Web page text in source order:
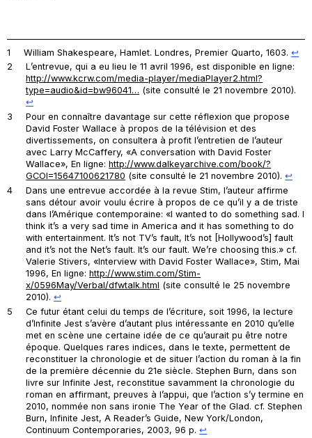
1 William Shakespeare, Hamlet. Londres, Premier Quarto, 1603.↩︎
2
L’entrevue, qui a eu lieu le 11 avril 1996, est disponible en ligne:
http://www.kcrw.com/media-player/mediaPlayer2.html?
type=audio&id=bw96041… (site consulté le 21 novembre 2010).
↩︎
3
Pour en connaître davantage sur cette réflexion que propose
David Foster Wallace à propos de la télévision et des
divertissements, on consultera à profit l’entretien de l’auteur
avec Larry McCaffery, «A conversation with David Foster
Wallace», En ligne:http://www.dalkeyarchive.com/book/?
GCOI=15647100621780 (site consulté le 21 novembre 2010).↩︎
4
Dans une entrevue accordée à la revueStim, l’auteur affirme
sans détour avoir voulu écrire à propos de ce qu’il y a de triste
dans l’Amérique contemporaine: «I wanted to do something sad. I
think it’s a very sad time in America and it has something to do
with entertainment. It’s not TV’s fault, It’s not [Hollywood’s] fault
and it’s not the Net’s fault. It’s our fault. We’re choosing this.» cf.
Valerie Stivers, «Interview with David Foster Wallace»,Stim, Mai
1996, En ligne:http://www.stim.com/Stim-
x/0596May/Verbal/dfwtalk.html (site consulté le 25 novembre
2010).↩︎
5
Ce futur étant celui du temps de l’écriture, soit 1996, la lecture
d’Infinite Jest s’avère d’autant plus intéressante en 2010 qu’elle
met en scène une certaine idée de ce qu’aurait pu être notre
époque. Quelques rares indices, dans le texte, permettent de
reconstituer la chronologie et de situer l’action du roman à la fin
de la première décennie du 21e siècle. Stephen Burn, dans son
livre surInfinite Jest, reconstitue savamment la chronologie du
roman en affirmant, preuves à l’appui, que l’action s’y termine en
2010, nommée non sans ironie The Year of the Glad. cf. Stephen
Burn,Infinite Jest, A Reader’s Guide, New York/London,
Continuum Contemporaries, 2003, 96 p.↩︎